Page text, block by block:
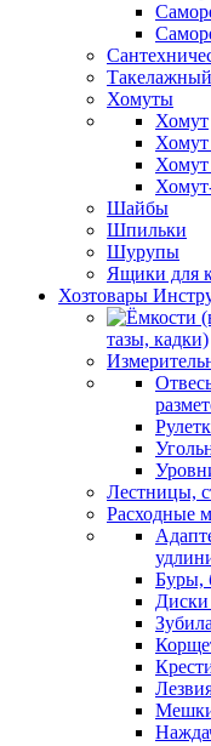
Хомуты
Хомут
Хомут
Шайбы
Шпильки
Шурупы
Ящики для
Хозтовары
тазы, кадки)
Лестницы,
Расходные
Буры,
Диски